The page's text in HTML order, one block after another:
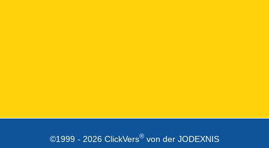
©1999 - 2026 ClickVers® von der JODEXNIS